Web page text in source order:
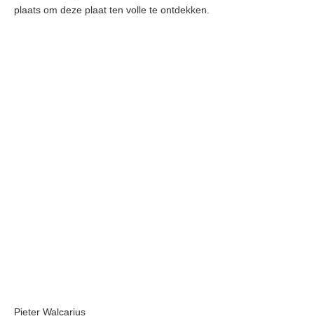
plaats om deze plaat ten volle te ontdekken.
Pieter Walcarius